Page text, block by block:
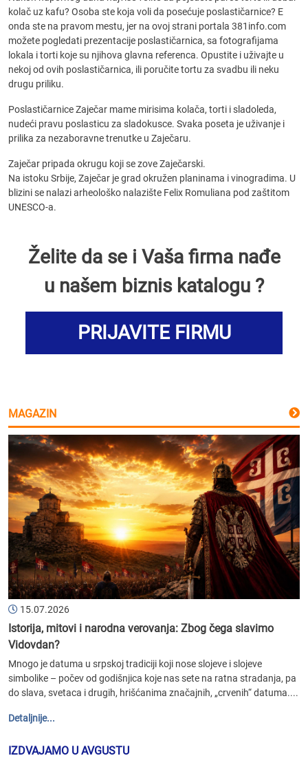
kolač uz kafu? Osoba ste koja voli da posećuje poslastičarnice? E
onda ste na pravom mestu, jer na ovoj strani portala 381info.com
možete pogledati prezentacije poslastičarnica, sa fotografijama
lokala i torti koje su njihova glavna referenca. Opustite i uživajte u
nekoj od ovih poslastičarnica, ili poručite tortu za svadbu ili neku
drugu priliku.
Poslastičarnice Zaječar mame mirisima kolača, torti i sladoleda,
nudeći pravu poslasticu za sladokusce. Svaka poseta je uživanje i
prilika za nezaboravne trenutke u Zaječaru.
Zaječar pripada okrugu koji se zove Zaječarski.
Na istoku Srbije, Zaječar je grad okružen planinama i vinogradima. U
blizini se nalazi arheološko nalazište Felix Romuliana pod zaštitom
UNESCO-a.
Želite da se i Vaša firma nađe
u našem biznis katalogu ?
PRIJAVITE FIRMU
MAGAZIN
15.07.2026
Istorija, mitovi i narodna verovanja: Zbog čega slavimo
Vidovdan?
Mnogo je datuma u srpskoj tradiciji koji nose slojeve i slojeve
simbolike – počev od godišnjica koje nas sete na ratna stradanja, pa
do slava, svetaca i drugih, hrišćanima značajnih, „crvenih“ datuma....
Detaljnije...
IZDVAJAMO U AVGUSTU